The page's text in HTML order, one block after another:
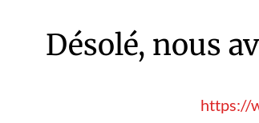
Désolé, nous
https://